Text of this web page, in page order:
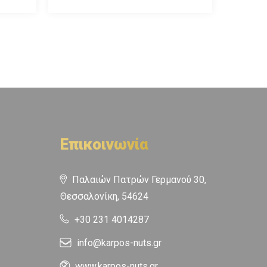
Επικοινωνία
Παλαιών Πατρών Γερμανού 30,
Θεσσαλονίκη, 54624
+30 231 4014287
info@karpos-nuts.gr